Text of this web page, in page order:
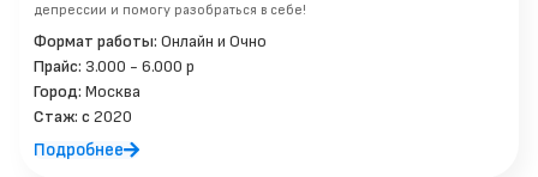
депрессии и помогу разобраться в себе!
Формат работы: Онлайн и Очно
Прайс: 3.000 - 6.000 р
Город: Москва
Стаж: c 2020
Подробнее